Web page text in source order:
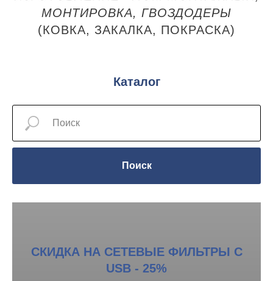
МОНТИРОВКА, ГВОЗДОДЕРЫ
(КОВКА, ЗАКАЛКА, ПОКРАСКА)
Каталог
Поиск
СКИДКА НА СЕТЕВЫЕ ФИЛЬТРЫ С
USB - 25%